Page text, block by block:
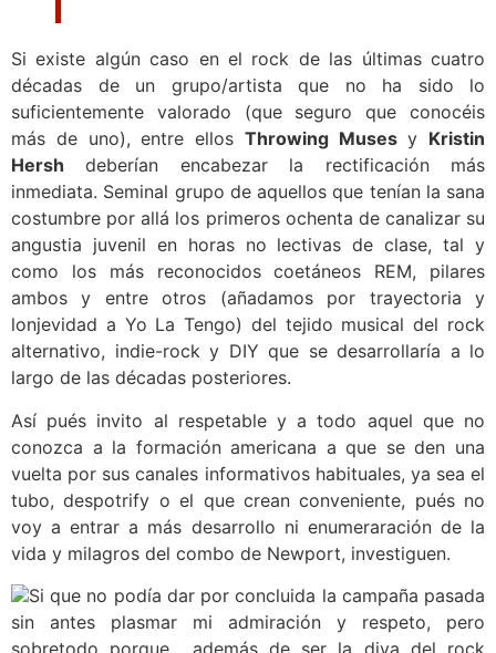
Si existe algún caso en el rock de las últimas cuatro
décadas de un grupo/artista que no ha sido lo
suficientemente valorado (que seguro que conocéis
más de uno), entre ellos Throwing Musesy Kristin
Hersh deberían encabezar la rectificación más
inmediata. Seminal grupo de aquellos que tenían la sana
costumbre por allá los primeros ochenta de canalizar su
angustia juvenil en horas no lectivas de clase, tal y
como los más reconocidos coetáneos REM, pilares
ambos y entre otros (añadamos por trayectoria y
lonjevidad a Yo La Tengo) del tejido musical del rock
alternativo, indie-rock y DIY que se desarrollaría a lo
largo de las décadas posteriores.
Así pués invito al respetable y a todo aquel que no
conozca a la formación americana a que se den una
vuelta por sus canales informativos habituales, ya sea el
tubo, despotrify o el que crean conveniente, pués no
voy a entrar a más desarrollo ni enumeraración de la
vida y milagros del combo de Newport, investiguen.
Si que no podía dar por concluida la campaña pasada
sin antes plasmar mi admiración y respeto, pero